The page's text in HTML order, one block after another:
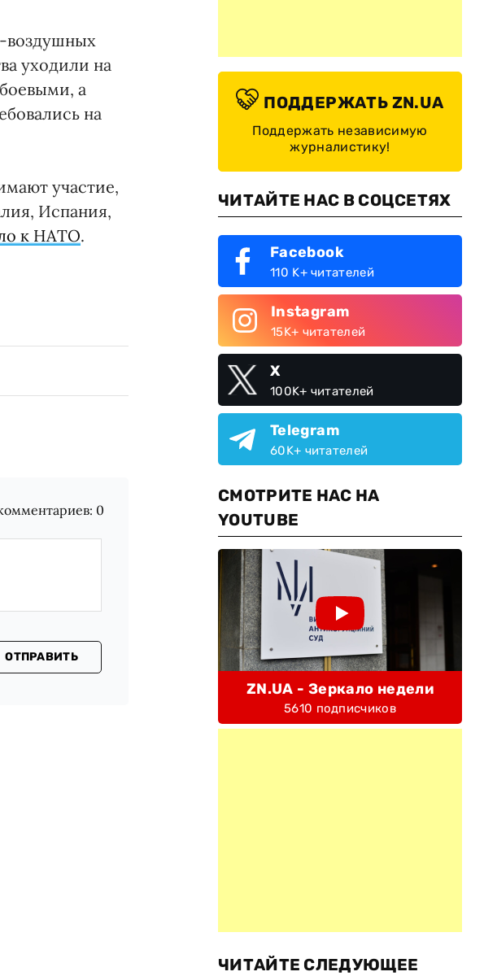
воздушных
уходили на
а
на
участие,
Испания,
к НАТО.
0
ОТПРАВИТЬ
ПОДДЕРЖАТЬ ZN.UA
Поддержать независимую
журналистику!
ЧИТАЙТЕ НАС В СОЦСЕТЯХ
Facebook
110 K+ читателей
Instagram
15K+ читателей
X
100K+ читателей
Telegram
60K+ читателей
СМОТРИТЕ НАС НА
YOUTUBE
ZN.UA - Зеркало недели
5610 подписчиков
ЧИТАЙТЕ СЛЕДУЮЩЕЕ